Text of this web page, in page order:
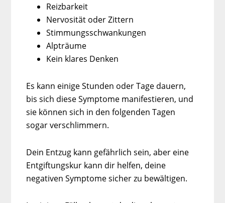
Reizbarkeit
Nervosität oder Zittern
Stimmungsschwankungen
Alpträume
Kein klares Denken
Es kann einige Stunden oder Tage dauern,
bis sich diese Symptome manifestieren, und
sie können sich in den folgenden Tagen
sogar verschlimmern.
Dein Entzug kann gefährlich sein, aber eine
Entgiftungskur kann dir helfen, deine
negativen Symptome sicher zu bewältigen.